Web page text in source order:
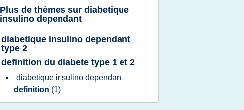
Plus de thèmes sur diabetique
insulino dependant
diabetique insulino dependant
type 2
definition du diabete type 1 et 2
diabetique insulino dependant
definition (1)